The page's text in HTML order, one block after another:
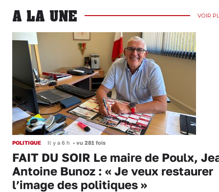
A LA UNE VOIR
POLITIQUE Il y a 6 h • vu 281 fois
FAIT DU SOIR Le maire de Poulx,
Antoine Bunoz : « Je veux restaurer
l’image des politiques »